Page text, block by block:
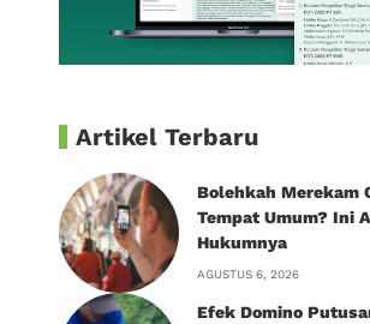
Artikel Terbaru
Bolehkah Merekam
Tempat Umum? Ini
Hukumnya
AGUSTUS 6, 2026
Efek Domino